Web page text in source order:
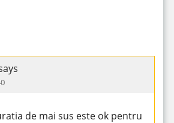
de mai sus este ok pentru